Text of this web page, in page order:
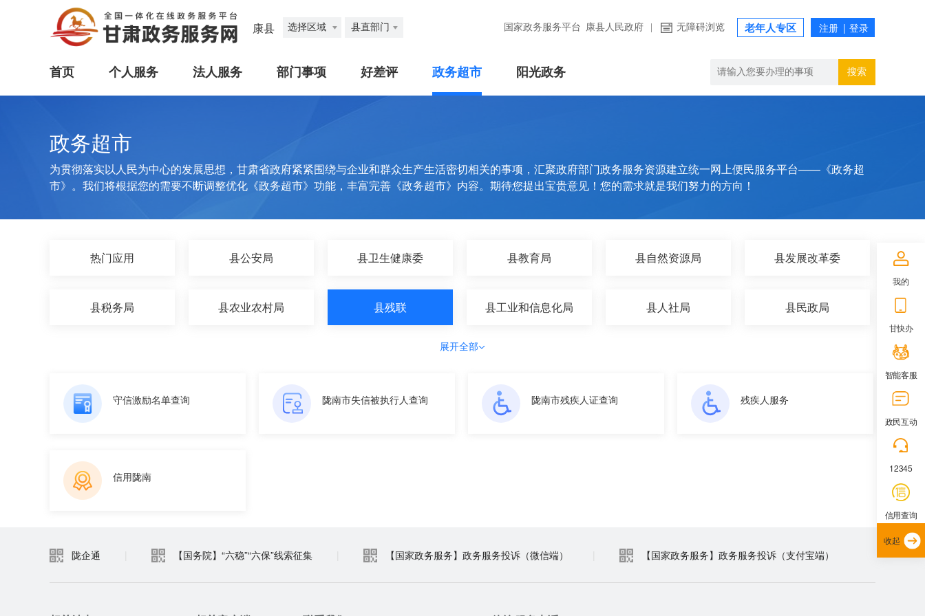
康县 选择区域 县直部门 国家政务服务平台 康县人民政府 无障碍浏览 老年人专区
首页 个人服务 法人服务 部门事项 好差评 政务超市 阳光政务 搜索
政务超市
为贯彻落实以人民为中心的发展思想，甘肃省政府紧紧围绕与企业和群众生产生活密切相关的事项，汇聚政府部门政务服务资源建立统一网上便民服务平台——《政务超
市》。我们将根据您的需要不断调整优化《政务超市》功能，丰富完善《政务超市》内容。期待您提出宝贵意见！您的需求就是我们努力的方向！
热门应用 县公安局 县卫生健康委 县教育局 县自然资源局 县发展改革委
县税务局 县农业农村局 县残联 县工业和信息化局 县人社局 县民政局
展开全部
守信激励名单查询 陇南市失信被执行人查询 陇南市残疾人证查询 残疾人服务
信用陇南
陇企通 【国务院】“六稳”“六保”线索征集 【国家政务服务】政务服务投诉（微信端） 【国家政务服务】政务服务投诉（支付宝端）
我的
甘快办
智能客服
政民互动
12345
信用查询
收起